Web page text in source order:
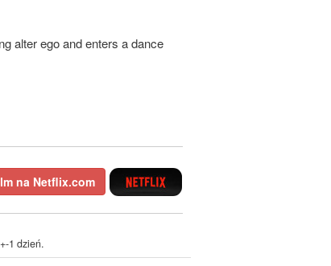
alter ego and enters a dance
na Netflix.com
1 dzień.